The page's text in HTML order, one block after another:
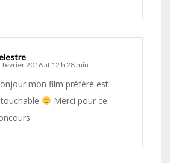
février 2016 at 12 h 28 min
mon film préféré est
Merci pour ce